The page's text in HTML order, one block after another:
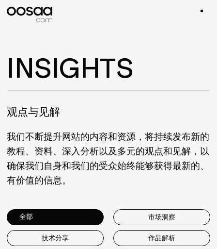
INSIGHTS
观点与见解
我们不断提升网站的内容和资源，将持续发布新的
教程、资料、深入分析以及多元的观点和见解，以
确保我们自身和我们的受众始终能够获得最新的、
有价值的信息。
全部 市场洞察
技术分享 作品解析